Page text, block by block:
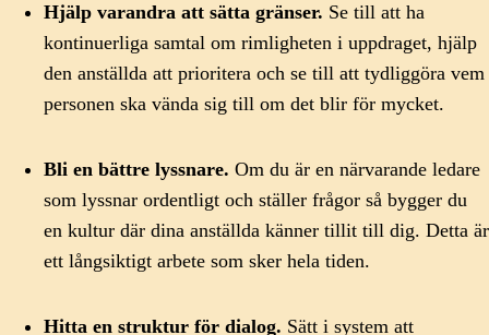
Hjälp varandra att sätta gränser. Se till att ha
kontinuerliga samtal om rimligheten i uppdraget, hjälp
den anställda att prioritera och se till att tydliggöra vem
personen ska vända sig till om det blir för mycket.
Bli en bättre lyssnare. Om du är en närvarande ledare
som lyssnar ordentligt och ställer frågor så bygger du
en kultur där dina anställda känner tillit till dig. Detta är
ett långsiktigt arbete som sker hela tiden.
Hitta en struktur för dialog. Sätt i system att